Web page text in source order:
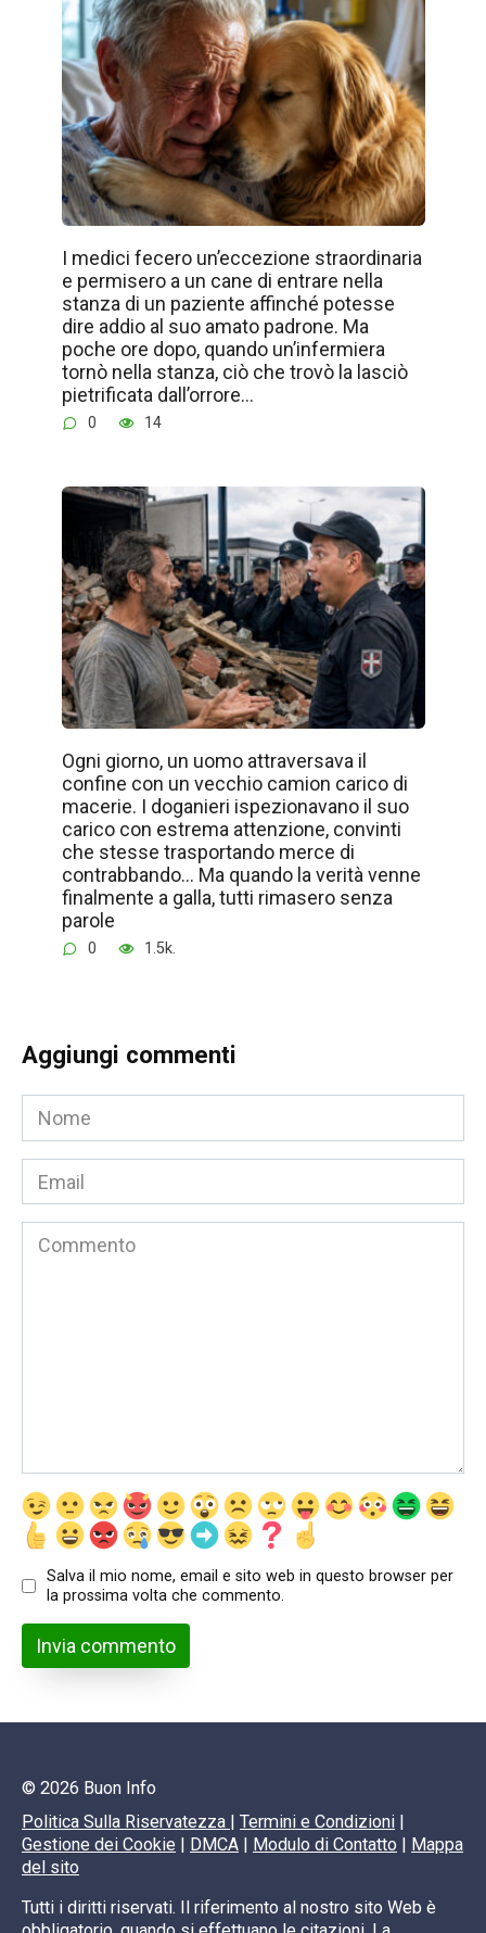
I medici fecero un’eccezione straordinaria
e permisero a un cane di entrare nella
stanza di un paziente affinché potesse
dire addio al suo amato padrone. Ma
poche ore dopo, quando un’infermiera
tornò nella stanza, ciò che trovò la lasciò
pietrificata dall’orrore…
0 14
Ogni giorno, un uomo attraversava il
confine con un vecchio camion carico di
macerie. I doganieri ispezionavano il suo
carico con estrema attenzione, convinti
che stesse trasportando merce di
contrabbando… Ma quando la verità venne
finalmente a galla, tutti rimasero senza
parole
0 1.5k.
Aggiungi commenti
Nome
Email
Commento
Salva il mio nome, email e sito web in questo browser per
la prossima volta che commento.
© 2026 Buon Info
Politica Sulla Riservatezza | Termini e Condizioni |
Gestione dei Cookie | DMCA | Modulo di Contatto | Mappa
del sito
Tutti i diritti riservati. Il riferimento al nostro sito Web è